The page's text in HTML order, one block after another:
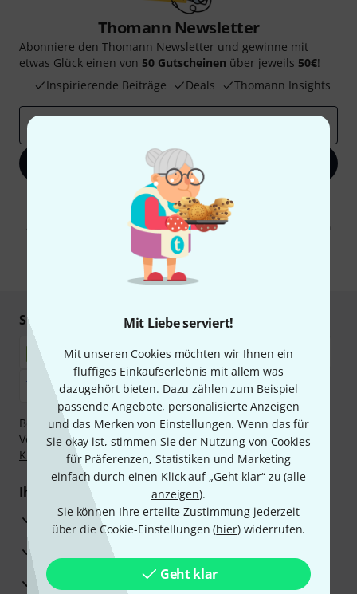
Mit Liebe serviert!
Mit unseren Cookies möchten wir Ihnen ein
fluffiges Einkaufserlebnis mit allem was
dazugehört bieten. Dazu zählen zum Beispiel
passende Angebote, personalisierte Anzeigen
und das Merken von Einstellungen. Wenn das für
Sie okay ist, stimmen Sie der Nutzung von Cookies
für Präferenzen, Statistiken und Marketing
einfach durch einen Klick auf „Geht klar“ zu (alle
anzeigen).
Sie können Ihre erteilte Zustimmung jederzeit
über die Cookie-Einstellungen (hier) widerrufen.
Geht klar
Thomann Newsletter
Abonniere den Thomann Newsletter und gewinne mit
etwas Glück einen von 50 Gutscheinen über jeweils 50€!
Inspirierende Beiträge
Deals Thomann Insights
Jetzt anmelden
Mit Klick auf „Jetzt anmelden“ stimmen Sie dem Erhalt von E-Mail-
Werbung und einer Messung des E-Mail-Nutzungsverhaltens zu. Die
Abmeldung ist jederzeit möglich. Weitere Informationen finden Sie in
Datenschutzhinweisen
* Pflichtfeld
Sicher einkaufen & bezahlen
Bezahlen Sie vertraulich und sicher per Nachnahme,
Vorkasse, PayPal, Amazon Pay,Klarna Sofort bezahlen,
Klarna Ratenzahlungoder Kreditkarte.
Ihre Vorteile
3 Jahre Thomann Garantie
30 Tage Money-Back-Garantie
Reparaturservice